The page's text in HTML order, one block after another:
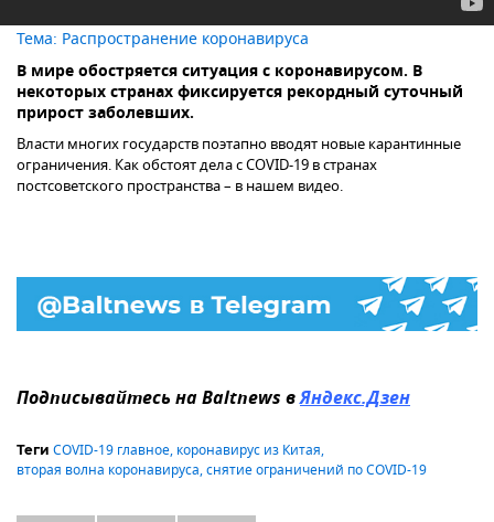
Тема: Распространение коронавируса
В мире обостряется ситуация с коронавирусом. В
некоторых странах фиксируется рекордный суточный
прирост заболевших.
Власти многих государств поэтапно вводят новые карантинные
ограничения. Как обстоят дела с COVID-19 в странах
постсоветского пространства – в нашем видео.
Подписывайтесь на Baltnews вЯндекс.Дзен
Теги COVID-19 главное, коронавирус из Китая,
вторая волна коронавируса,снятие ограничений по COVID-19